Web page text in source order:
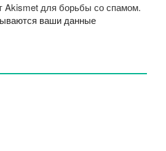
Akismet для борьбы со спамом.
ваши данные